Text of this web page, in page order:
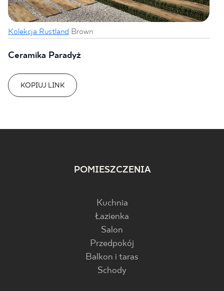
Kolekcja Rustland Brown
Ceramika Paradyż
KOPIUJ LINK
POMIESZCZENIA
Kuchnia
Łazienka
Salon
Przedpokój
Balkon i taras
Schody